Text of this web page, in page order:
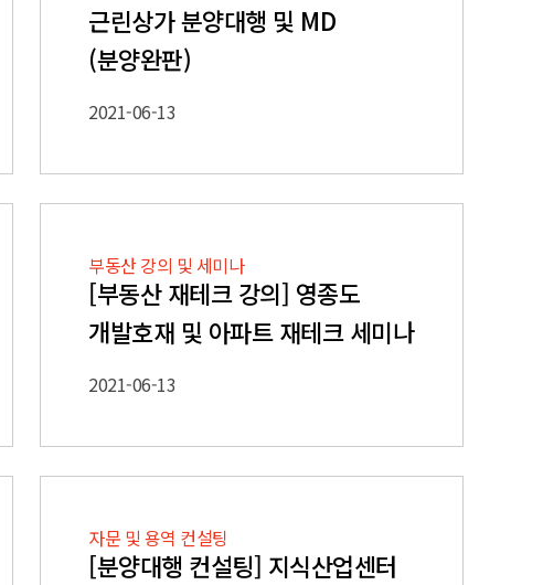
근린상가 분양대행 및 MD
(분양완판)
2021-06-13
부동산 강의 및 세미나
[부동산 재테크 강의] 영종도
개발호재 및 아파트 재테크 세미나
2021-06-13
자문 및 용역 컨설팅
[분양대행 컨설팅] 지식산업센터